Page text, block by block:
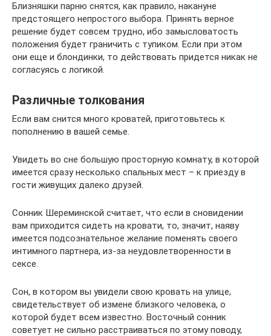
Близняшки парню снятся, как правило, накануне
предстоящего непростого выбора. Принять верное
решение будет совсем трудно, ибо замысловатость
положения будет граничить с тупиком. Если при этом
они еще и блондинки, то действовать придется никак не
согласуясь с логикой.
Различные толкования
Если вам снится много кроватей, приготовьтесь к
пополнению в вашей семье.
Увидеть во сне большую просторную комнату, в которой
имеется сразу несколько спальных мест – к приезду в
гости живущих далеко друзей.
Сонник Шереминской считает, что если в сновидении
вам приходится сидеть на кровати, то, значит, наяву
имеется подсознательное желание поменять своего
интимного партнера, из-за неудовлетворенности в
сексе.
Сон, в котором вы увидели свою кровать на улице,
свидетельствует об измене близкого человека, о
которой будет всем известно. Восточный сонник
советует не сильно расстраиваться по этому поводу,